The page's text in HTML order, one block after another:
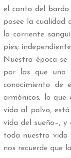
el canto del bardo
posee la cualidad
la corriente
pies;
Nuestra época se
por las que uno
conocimiento de
armónicos; lo que
vida al polvo,
vida del sueño–,
toda nuestra vida
nos recuerde que